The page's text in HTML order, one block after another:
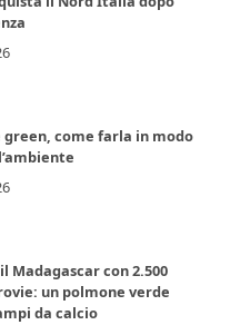
come farla in modo
Madagascar con 2.500
un polmone verde
da calcio